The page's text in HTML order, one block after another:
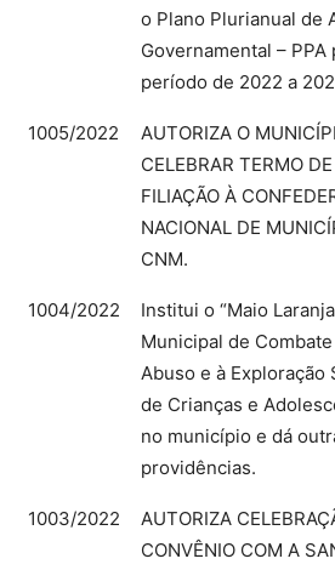
o Plano Plurianual de
Governamental – PPA
período de 2022 a
1005/2022
AUTORIZA O
CELEBRAR TERMO DE
FILIAÇÃO À
NACIONAL DE
CNM.
1004/2022
Institui o “Maio
Municipal de Combate
Abuso e à Exploração
de Crianças e
no município e dá
providências.
1003/2022
AUTORIZA
CONVÊNIO COM A